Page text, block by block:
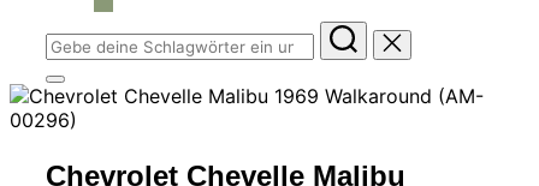
Suchen
nach:
Seitenleiste
&
Navigation
Chevrolet Chevelle Malibu